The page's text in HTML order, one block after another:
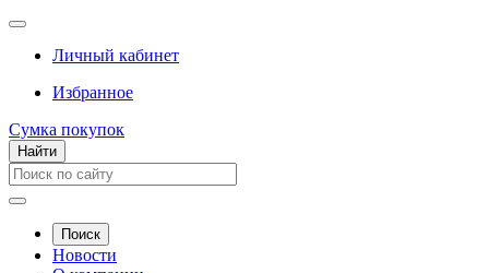
Личный кабинет
Избранное
Сумка покупок
Найти
Поиск
Новости